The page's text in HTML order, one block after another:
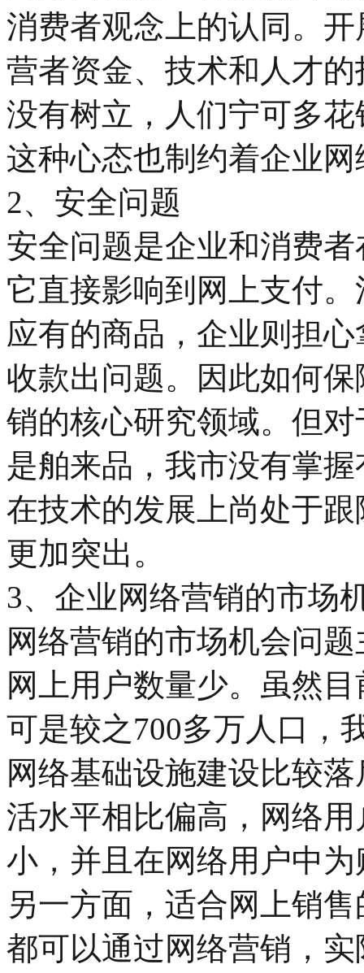
消费者观念上的认同。
营者资金、技术和人才
没有树立，人们宁可多
这种心态也制约着企业
2、安全问题
安全问题是企业和消费
它直接影响到网上支付
应有的商品，企业则担
收款出问题。因此如何
销的核心研究领域。但
是舶来品，我市没有掌
在技术的发展上尚处于
更加突出。
3、企业网络营销的市场
网络营销的市场机会问
网上用户数量少。虽然
可是较之700多万人口，
网络基础设施建设比较
活水平相比偏高，网络
小，并且在网络用户中
另一方面，适合网上销
都可以通过网络营销，